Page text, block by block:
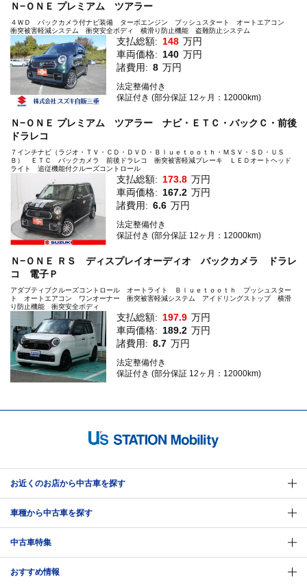
Ｎ−ＯＮＥ プレミアム ツアラー
４ＷＤ バックカメラ付ナビ装備 ターボエンジン プッシュスタート オートエアコン
衝突被害軽減システム 衝突安全ボディ 横滑り防止機能 盗難防止システム
支払総額: 148 万円
車両価格: 140 万円
諸費用: 8 万円
法定整備付き
保証付き (部分保証 12ヶ月：12000km)
Ｎ−ＯＮＥ プレミアム ツアラー ナビ・ＥＴＣ・バックＣ・前後
ドラレコ
７インチナビ（ラジオ・ＴＶ・ＣＤ・ＤＶＤ・Ｂｌｕｅｔｏｏｔｈ・ＭＳＶ・ＳＤ・ＵＳ
Ｂ） ＥＴＣ バックカメラ 前後ドラレコ 衝突被害軽減ブレーキ ＬＥＤオートヘッド
ライト 追従機能付クルーズコントロール
支払総額: 173.8 万円
車両価格: 167.2 万円
諸費用: 6.6 万円
法定整備付き
保証付き (部分保証 12ヶ月：12000km)
Ｎ−ＯＮＥ ＲＳ ディスプレイオーディオ バックカメラ ドラレ
コ 電子Ｐ
アダプティブクルーズコントロール オートライト Ｂｌｕｅｔｏｏｔｈ プッシュスター
ト オートエアコン ワンオーナー 衝突被害軽減システム アイドリングストップ 横滑
り防止機能 衝突安全ボディ
支払総額: 197.9 万円
車両価格: 189.2 万円
諸費用: 8.7 万円
法定整備付き
保証付き (部分保証 12ヶ月：12000km)
お近くのお店から中古車を探す
車種から中古車を探す
中古車特集
おすすめ情報